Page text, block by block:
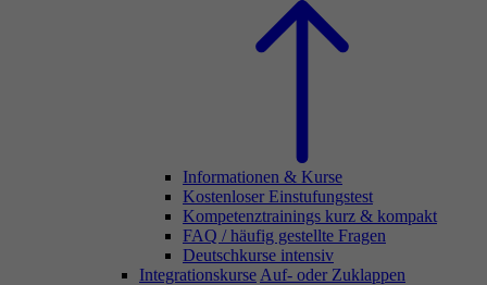
Informationen & Kurse
Kostenloser Einstufungstest
Kompetenztrainings kurz & kompakt
FAQ / häufig gestellte Fragen
Deutschkurse intensiv
Integrationskurse Auf- oder Zuklappen